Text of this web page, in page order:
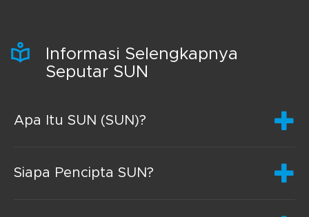
Informasi Selengkapnya
Seputar SUN
Apa Itu SUN (SUN)?
Siapa Pencipta SUN?